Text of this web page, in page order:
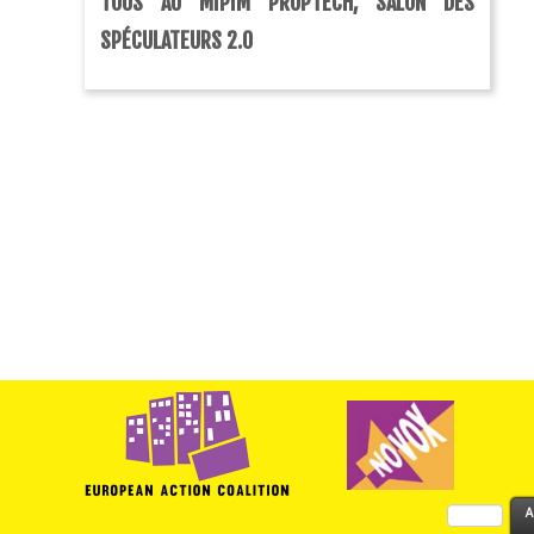
SPÉCULATEURS 2.0
Rechercher :